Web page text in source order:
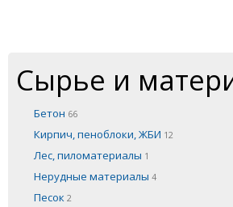
Сырье и
Бетон 66
Кирпич, пеноблоки, ЖБИ 12
Лес, пиломатериалы 1
Нерудные материалы 4
Песок 2